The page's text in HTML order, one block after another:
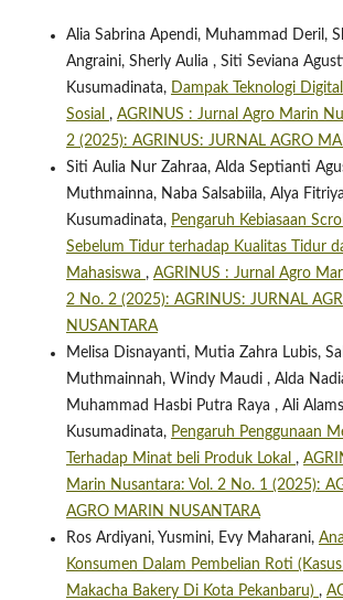
Alia Sabrina Apendi, Muhammad Deril,
Angraini, Sherly Aulia , Siti Seviana
Kusumadinata, Dampak Teknologi
Sosial , AGRINUS : Jurnal Agro Marin
2 (2025): AGRINUS: JURNAL AGRO
Siti Aulia Nur Zahraa, Alda Septianti
Muthmainna, Naba Salsabiila, Alya
Kusumadinata, Pengaruh Kebiasaan
Sebelum Tidur terhadap Kualitas Tidur
Mahasiswa , AGRINUS : Jurnal Agro
2 No. 2 (2025): AGRINUS: JURNAL
NUSANTARA
Melisa Disnayanti, Mutia Zahra Lubis,
Muthmainnah, Windy Maudi , Alda
Muhammad Hasbi Putra Raya , Ali
Kusumadinata, Pengaruh Penggunaan
Terhadap Minat beli Produk Lokal ,
Marin Nusantara: Vol. 2 No. 1 (2025):
AGRO MARIN NUSANTARA
Ros Ardiyani, Yusmini, Evy Maharani,
Konsumen Dalam Pembelian Roti
Makacha Bakery Di Kota Pekanbaru) ,